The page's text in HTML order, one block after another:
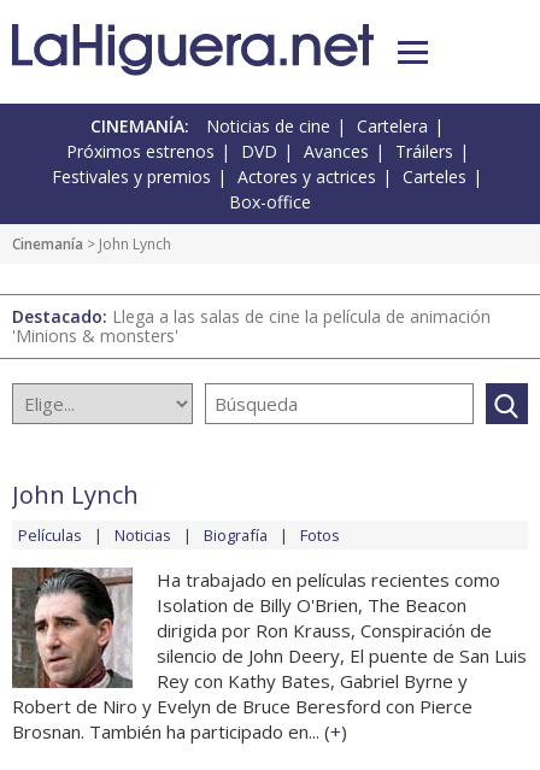
CINEMANÍA: Noticias de cine
Cartelera
Próximos estrenos
DVD Avances
Tráilers
Festivales y premios
Actores y actrices
Carteles
Box-office
Cinemanía > John Lynch
Destacado: Llega a las salas de cine la película de animación
'Minions & monsters'
John Lynch
Películas Noticias Biografía Fotos
Ha trabajado en películas recientes como
Isolation de Billy O'Brien, The Beacon
dirigida por Ron Krauss, Conspiración de
silencio de John Deery, El puente de San Luis
Rey con Kathy Bates, Gabriel Byrne y
Robert de Niro y Evelyn de Bruce Beresford con Pierce
Brosnan. También ha participado en... (+)